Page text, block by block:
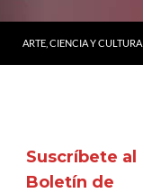
ARTE, CIENCIA Y CULTURA
Suscríbete al
Boletín de